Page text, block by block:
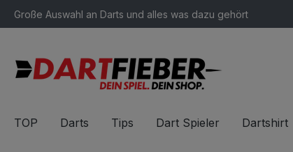
Zur Hauptnavigation springen
Große Auswahl an Darts und alles was dazu gehört
TOP Darts Tips Dart Spieler Dartshirt